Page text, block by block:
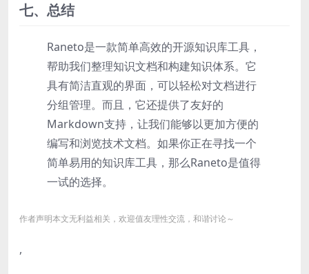
七、总结
Raneto是一款简单高效的开源知识库工具，
帮助我们整理知识文档和构建知识体系。它
具有简洁直观的界面，可以轻松对文档进行
分组管理。而且，它还提供了友好的
Markdown支持，让我们能够以更加方便的
编写和浏览技术文档。如果你正在寻找一个
简单易用的知识库工具，那么Raneto是值得
一试的选择。
作者声明本文无利益相关，欢迎值友理性交流，和谐讨论～
,